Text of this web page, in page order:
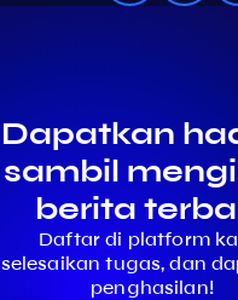
Dapatkan
sambil
berita
Daftar di platform
selesaikan tugas, dan
penghasilan!